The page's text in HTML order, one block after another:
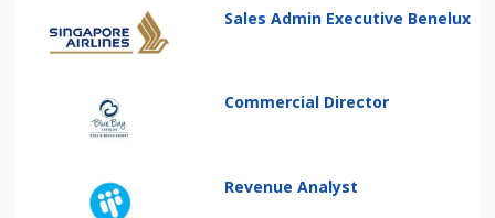
Sales Admin Executive Benelux
Commercial Director
Revenue Analyst